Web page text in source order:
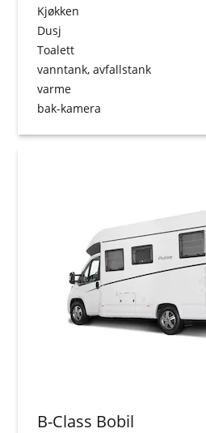
Kjøkken
Dusj
Toalett
vanntank, avfallstank
varme
bak-kamera
B-Class Bobil